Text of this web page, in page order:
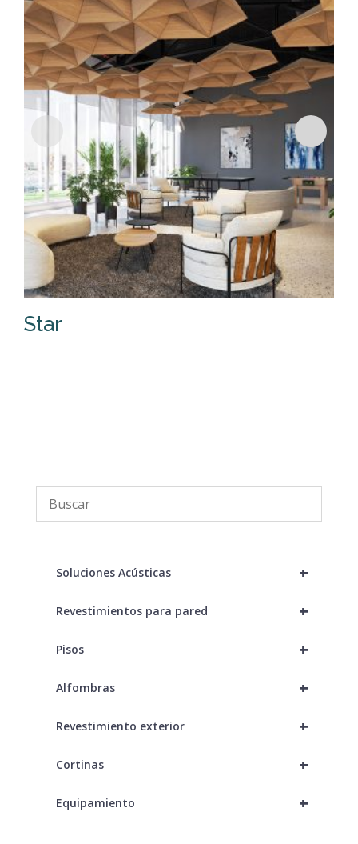
Star
+
Soluciones Acústicas
+
Revestimientos para pared
+
Pisos
+
Alfombras
+
Revestimiento exterior
+
Cortinas
+
Equipamiento